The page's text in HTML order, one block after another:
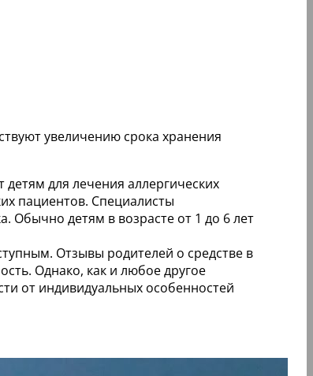
увеличению срока хранения
для лечения аллергических
пациентов. Специалисты
Обычно детям в возрасте от 1 до 6 лет
Отзывы родителей о средстве в
Однако, как и любое другое
от индивидуальных особенностей